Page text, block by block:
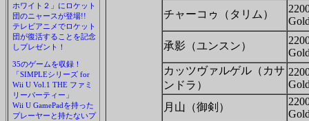
ホワイト２」にロケット
団のニャースが登場!!
テレビアニメでロケット
団が復活することを記念
しプレゼント！
35のゲームを収録！
「SIMPLEシリーズ for
Wii U Vol.1 THE ファミ
リーパーティー」
Wii U GamePadを持った
プレーヤーと持たないプ
チャーコゥ（タリム）
承影（ユンスン）
カッツヴァルゲル（カサ
ンドラ）
月山（御剣）